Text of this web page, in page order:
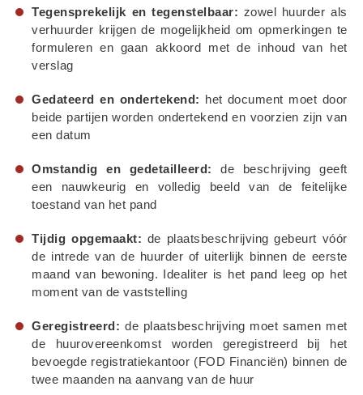
Tegensprekelijk en tegenstelbaar: zowel huurder als
verhuurder krijgen de mogelijkheid om opmerkingen te
formuleren en gaan akkoord met de inhoud van het
verslag
Gedateerd en ondertekend:
het document moet door
beide partijen worden ondertekend en voorzien zijn van
een datum
Omstandig en gedetailleerd:
de beschrijving geeft
een nauwkeurig en volledig beeld van de feitelijke
toestand van het pand
Tijdig opgemaakt: de plaatsbeschrijving gebeurt vóór
de intrede van de huurder of uiterlijk binnen de eerste
maand van bewoning. Idealiter is het pand leeg op het
moment van de vaststelling
Geregistreerd: de plaatsbeschrijving moet samen met
de huurovereenkomst worden geregistreerd bij het
bevoegde registratiekantoor (FOD Financiën) binnen de
twee maanden na aanvang van de huur